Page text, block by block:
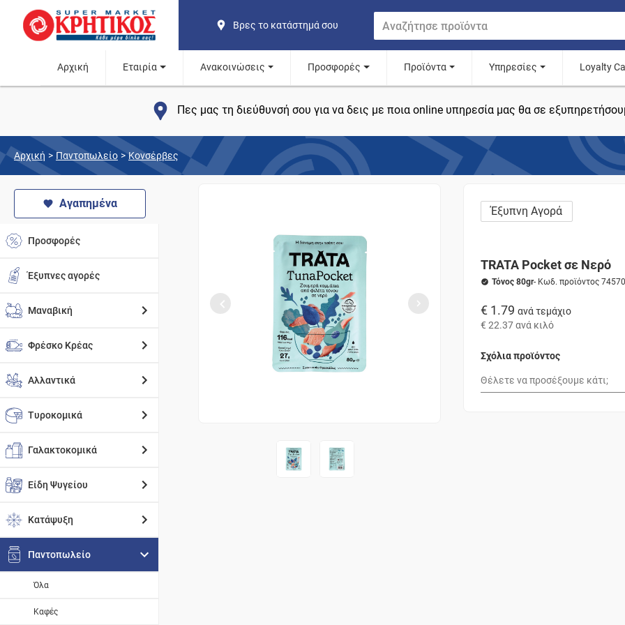
Βρες το κατάστημά σου
Αρχική Εταιρία Ανακοινώσεις Προσφορές Προϊόντα Υπηρεσίες Loyalty
Πες μας τη διεύθυνσή σου για να δεις με ποια online υπηρεσία μας θα σε
Αρχική > Παντοπωλείο > Κονσέρβες
Αγαπημένα
Προσφορές
Έξυπνες αγορές
Μαναβική
Φρέσκο Κρέας
Αλλαντικά
Τυροκομικά
Γαλακτοκομικά
Είδη Ψυγείου
Κατάψυξη
Παντοπωλείο
Όλα
Καφές
Έξυπνη Αγορά
TRATA Pocket σε Νερό
Τόνος 80gr- Κωδ. προϊόντος
€ 1.79 ανά τεμάχιο
€ 22.37ανά κιλό
Σχόλια προϊόντος